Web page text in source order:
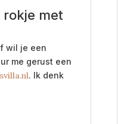
met
wil je een
me gerust een
. Ik denk